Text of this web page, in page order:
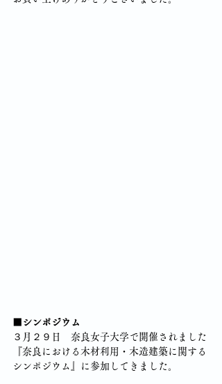
■シンポジウム
３月２９日　奈良女子大学で開催されました
『奈良における木材利用・木造建築に関する
シンポジウム』に参加してきました。